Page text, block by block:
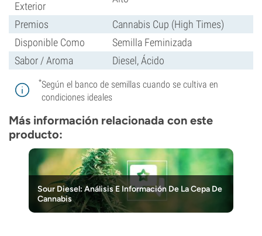
Exterior
Premios
Cannabis Cup (High Times)
Disponible Como
Semilla Feminizada
Sabor / Aroma
Diesel, Ácido
*Según el banco de semillas cuando se cultiva en
condiciones ideales
Más información relacionada con este
producto:
Sour Diesel: Análisis E Información De La Cepa De
Cannabis